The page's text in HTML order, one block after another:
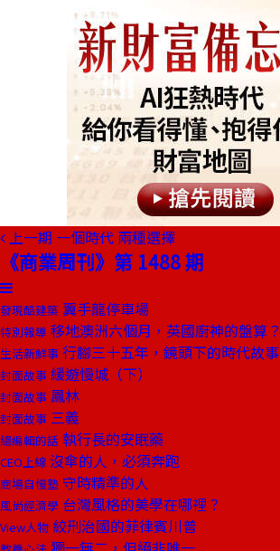
上一期 一個時代 兩種選擇
《商業周刊》第 1488 期
發現酷建築 翼手龍停車場
特別報導 移地澳洲六個月，英國廚神的盤算？
生活新鮮事 行腳三十五年，鏡頭下的時代故事
封面故事 緩遊慢城（下）
封面故事 鳳林
封面故事 三義
總編輯的話 執行長的安眠藥
CEO上線 沒傘的人，必須奔跑
商場自慢塾 守時精準的人
風尚經濟學 台灣風格的美學在哪裡？
View人物 絞刑治國的菲律賓川普